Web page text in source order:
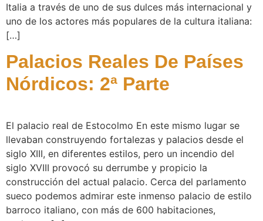
Italia a través de uno de sus dulces más internacional y
uno de los actores más populares de la cultura italiana:
[…]
Palacios Reales De Países
Nórdicos: 2ª Parte
El palacio real de Estocolmo En este mismo lugar se
llevaban construyendo fortalezas y palacios desde el
siglo XIII, en diferentes estilos, pero un incendio del
siglo XVIII provocó su derrumbe y propicio la
construcción del actual palacio. Cerca del parlamento
sueco podemos admirar este inmenso palacio de estilo
barroco italiano, con más de 600 habitaciones,